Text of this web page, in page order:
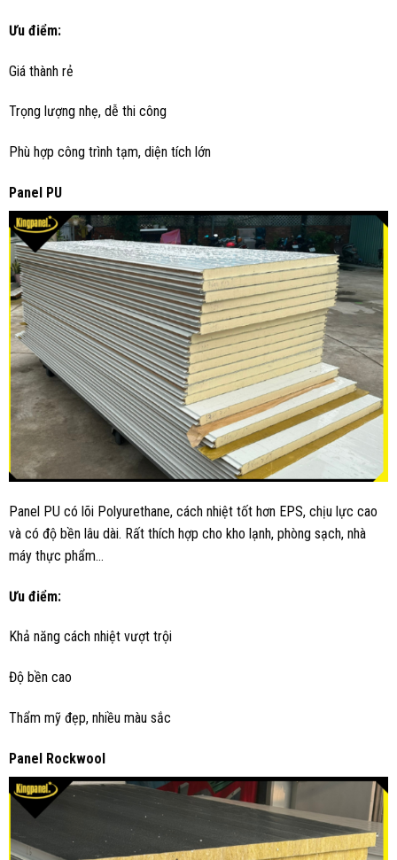
Ưu điểm:
Giá thành rẻ
Trọng lượng nhẹ, dễ thi công
Phù hợp công trình tạm, diện tích lớn
Panel PU
Panel PU có lõi Polyurethane, cách nhiệt tốt hơn EPS, chịu lực cao
và có độ bền lâu dài. Rất thích hợp cho kho lạnh, phòng sạch, nhà
máy thực phẩm…
Ưu điểm:
Khả năng cách nhiệt vượt trội
Độ bền cao
Thẩm mỹ đẹp, nhiều màu sắc
Panel Rockwool